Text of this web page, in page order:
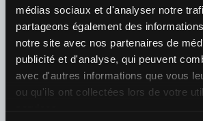
médias sociaux et d'analyser notre
partageons également des
notre site avec nos partenaires de
publicité et d'analyse, qui peuvent
avec d'autres informations que vous
ou qu'ils ont collectées lors de votre
10/08 18:00
Botev Vratsa / Slavia Sofia
¿Quién ganará el partido?
1,88
1 3,15
X 2
Fútbol ›